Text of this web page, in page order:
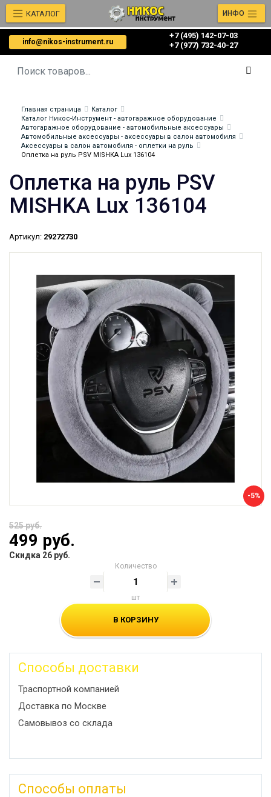
info@nikos-instrument.ru
+7 (495) 142-07-03
‎‎+7 (977) 732-40-27
КАТАЛОГ ИНФО
Главная страница
Каталог
Каталог Никос-Инструмент - автогаражное оборудование
Автогаражное оборудование - автомобильные аксессуары
Автомобильные аксессуары - аксессуары в салон автомобиля
Аксессуары в салон автомобиля - оплетки на руль
Оплетка на руль PSV MISHKA Lux 136104
Оплетка на руль PSV
MISHKA Lux 136104
Артикул: 29272730
-5%
525 руб.
499 руб.
Скидка 26 руб.
Количество
шт
В КОРЗИНУ
Способы доставки
Траспортной компанией
Доставка по Москве
Самовывоз со склада
Способы оплаты